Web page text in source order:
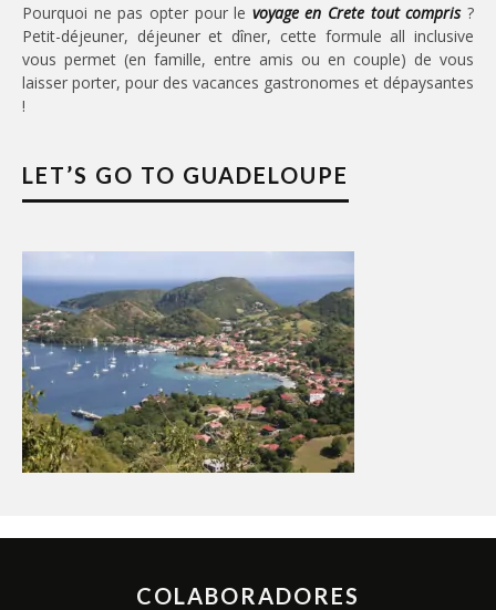
Pourquoi ne pas opter pour le voyage en Crete tout compris?
Petit-déjeuner, déjeuner et dîner, cette formule all inclusive
vous permet (en famille, entre amis ou en couple) de vous
laisser porter, pour des vacances gastronomes et dépaysantes
!
LET’S GO TO GUADELOUPE
COLABORADORES